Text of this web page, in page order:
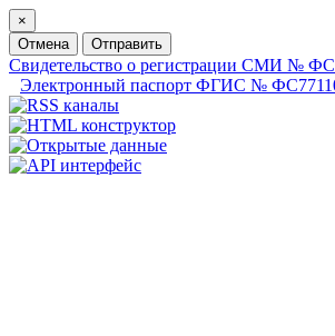
×
Отмена
Отправить
Свидетельство о регистрации СМИ №
Электронный паспорт ФГИС №